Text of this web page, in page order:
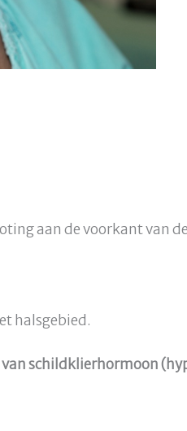
aan de voorkant van
halsgebied.
schildklierhormoon